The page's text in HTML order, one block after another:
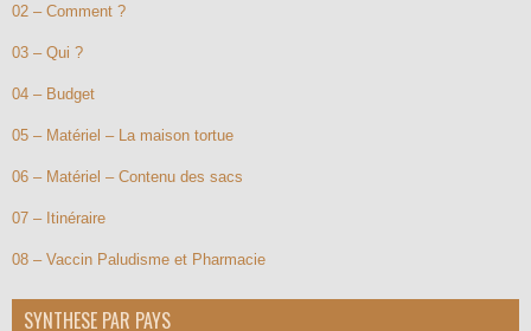
02 – Comment ?
03 – Qui ?
04 – Budget
05 – Matériel – La maison tortue
06 – Matériel – Contenu des sacs
07 – Itinéraire
08 – Vaccin Paludisme et Pharmacie
SYNTHESE PAR PAYS